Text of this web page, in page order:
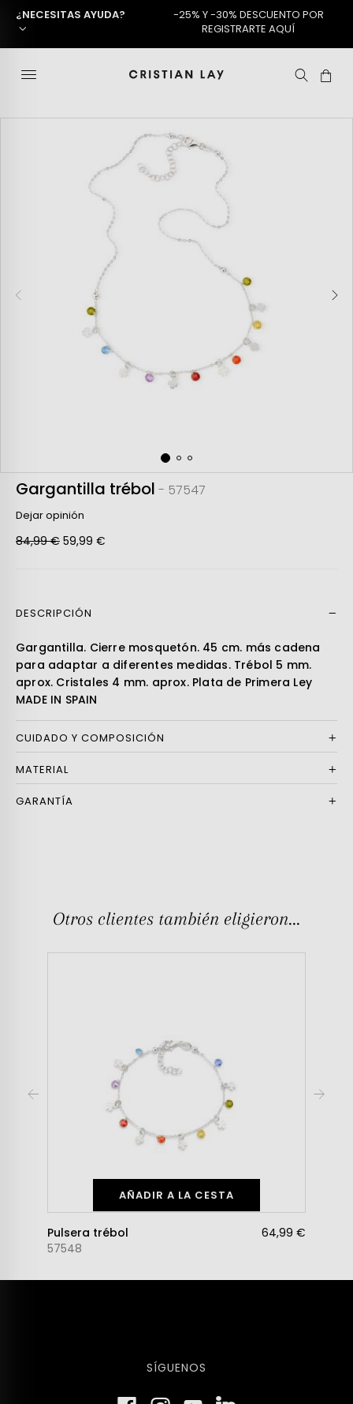
¿NECESITAS AYUDA?
-25% Y -30% DESCUENTO POR
REGISTRARTE AQUÍ
Gargantilla trébol - 57547
Dejar opinión
84,99 € 59,99 €
DESCRIPCIÓN
Gargantilla. Cierre mosquetón. 45 cm. más cadena
para adaptar a diferentes medidas. Trébol 5 mm.
aprox. Cristales 4 mm. aprox. Plata de Primera Ley
MADE IN SPAIN
CUIDADO Y COMPOSICIÓN
MATERIAL
GARANTÍA
Otros clientes también eligieron...
AÑADIR A LA CESTA
Pulsera trébol
57548
64,99 €
SÍGUENOS